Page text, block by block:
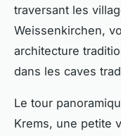
traversant les
Weissenkirchen,
architecture
dans les caves
Le tour
Krems, une petite